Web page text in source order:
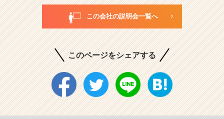
この会社の説明会一覧へ
このページをシェアする